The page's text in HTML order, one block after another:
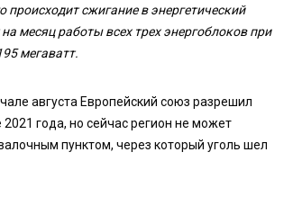
сжигание в энергетический
месяц работы всех трех энергоблоков при
мегаватт.
августа Европейский союз разрешил
года, но сейчас регион не может
пунктом, через который уголь шел